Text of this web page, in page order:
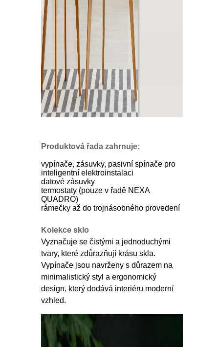
Produktová řada zahrnuje:
vypínače, zásuvky, pasivní spínače pro
inteligentní elektroinstalaci
datové zásuvky
termostaty (pouze v řadě NEXA
QUADRO)
rámečky až do trojnásobného provedení
Kolekce sklo
Vyznačuje se čistými a jednoduchými
tvary, které zdůrazňují krásu skla.
Vypínače jsou navrženy s důrazem na
minimalistický styl a ergonomický
design, který dodává interiéru moderní
vzhled.